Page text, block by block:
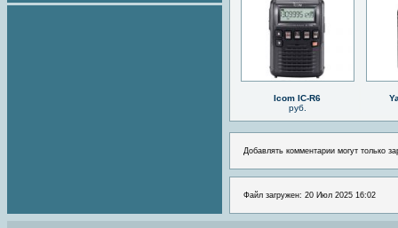
Icom IC-R6
руб.
Добавлять комментарии могут только
Файл загружен: 20 Июл 2025 16:02